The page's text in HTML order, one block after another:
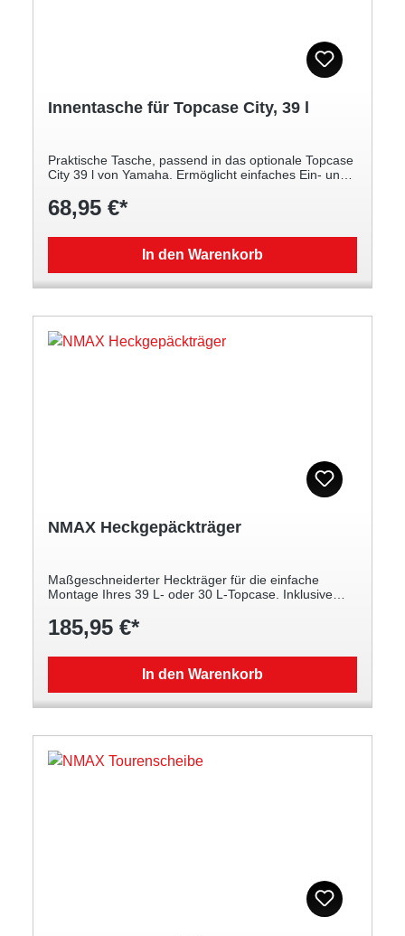
Innentasche für Topcase City, 39 l
Praktische Tasche, passend in das optionale Topcase
City 39 l von Yamaha. Ermöglicht einfaches Ein- und
Trageriemen für bequemen Transport.
68,95 €*
In den Warenkorb
NMAX Heckgepäckträger
Maßgeschneiderter Heckträger für die einfache
Montage Ihres 39 L‑ oder 30 L-Topcase. Inklusive
Adapter Passend zu Ihrem NMAX
185,95 €*
In den Warenkorb